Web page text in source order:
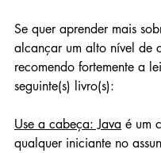
Se quer aprender mais
alcançar um alto nível de
recomendo fortemente a
seguinte(s) livro(s):
Use a cabeça: Java é um
qualquer iniciante no